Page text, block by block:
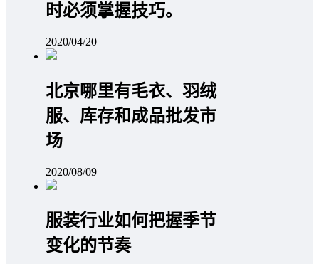
时必须掌握技巧。
2020/04/20
北京哪里有毛衣、羽绒
服、库存和成品批发市
场
2020/08/09
服装行业如何把握季节
变化的节奏